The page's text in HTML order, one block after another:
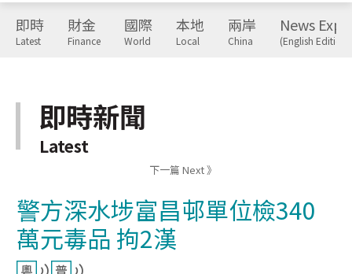
即時
Latest
財金
Finance
國際
World
本地
Local
兩岸
China
News
(English Edition)
即時新聞
Latest
下一篇 Next 》
警方深水埗富昌邨單位檢340
萬元毒品 拘2漢